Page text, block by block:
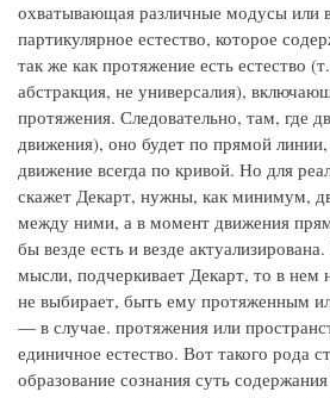
охватывающая различные модусы или
партикулярное естество, которое
так же как протяжение есть естество
абстракция, не универсалия),
протяжения. Следовательно, там, где
движения), оно будет по прямой линии,
движение всегда по кривой. Но для
скажет Декарт, нужны, как минимум,
между ними, а в момент движения
бы везде есть и везде
мысли, подчеркивает Декарт, то в нем
не выбирает, быть ему протяженным
— в случае. протяжения или
единичное естество. Вот такого рода
образование сознания суть